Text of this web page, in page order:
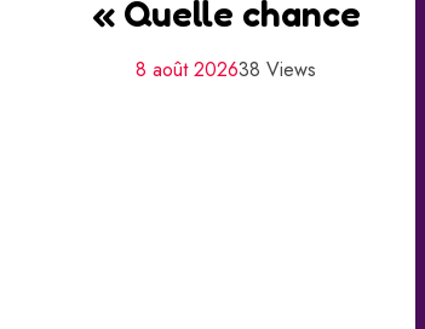
« Quelle chance
8 août 202638 Views